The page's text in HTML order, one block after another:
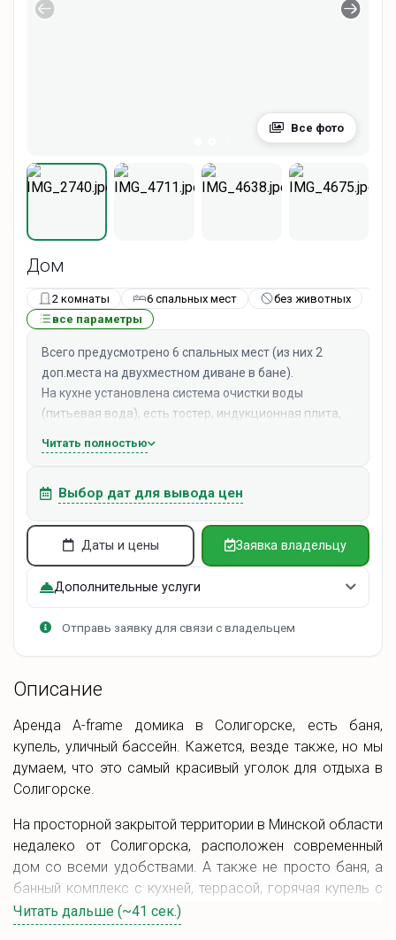
Все фото
Дом
2 комнаты 6 спальных мест
без животных
все параметры
Всего предусмотрено 6 спальных мест (из них 2
доп.места на двухместном диване в бане).
На кухне установлена система очистки воды
(питьевая вода), есть тостер, индукционная плита,
микроволновая печь, фен, кондиционер, проектор
микрофоном.
полотенца, зубная щетка, средства личной гигиены.
Также имеется вся необходимая посуда на 6 персон.
дровами, помохалом, шампурами, топором.
Читать полностью
Выбор дат для вывода цен
Даты и цены Заявка владельцу
Дополнительные услуги
Отправь заявку для связи с владельцем
Описание
Аренда A-frame домика в Солигорске, есть баня,
купель, уличный бассейн. Кажется, везде также, но мы
думаем, что это самый красивый уголок для отдыха в
Солигорске.
На просторной закрытой территории в Минской области
недалеко от Солигорска, расположен современный
дом со всеми удобствами. А также не просто баня, а
банный комплекс с кухней, террасой, горячая купель с
аэромассажем и бассейном.
Читать дальше (~41 сек.)